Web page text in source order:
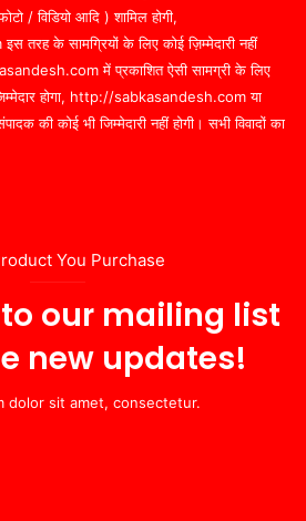
/ विडियो आदि ) शामिल होगी,
के सामग्रियों के लिए कोई ज़िम्मेदारी नहीं
में प्रकाशित ऐसी सामग्री के लिए
होगा, http://sabkasandesh.com या
की कोई भी जिम्मेदारी नहीं होगी। सभी विवादों का
You Purchase
our mailing list
new updates!
dolor sit amet, consectetur.